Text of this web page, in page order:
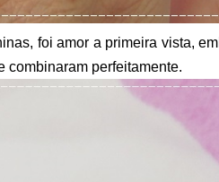
foi amor a primeira vista,
combinaram perfeitamente.